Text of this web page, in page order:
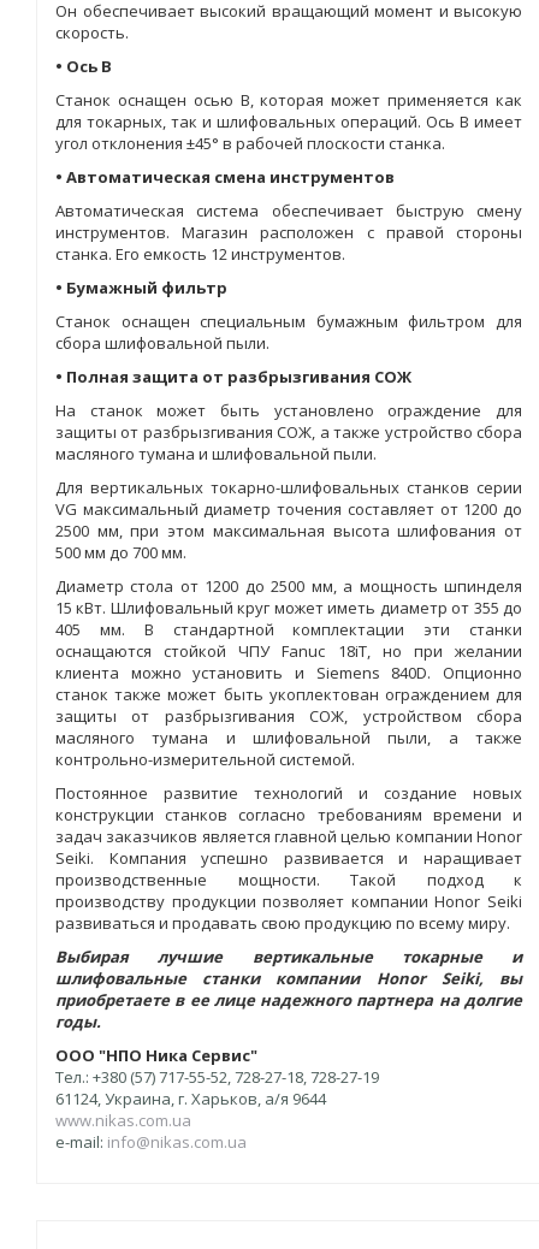
Он обеспечивает высокий вращающий момент и высокую
скорость.
• Ось В
Станок оснащен осью В, которая может применяется как
для токарных, так и шлифовальных операций. Ось В имеет
угол отклонения ±45° в рабочей плоскости станка.
• Автоматическая смена инструментов
Автоматическая система обеспечивает быструю смену
инструментов. Магазин расположен с правой стороны
станка. Его емкость 12 инструментов.
• Бумажный фильтр
Станок оснащен специальным бумажным фильтром для
сбора шлифовальной пыли.
• Полная защита от разбрызгивания СОЖ
На станок может быть установлено ограждение для
защиты от разбрызгивания СОЖ, а также устройство сбора
масляного тумана и шлифовальной пыли.
Для вертикальных токарно-шлифовальных станков серии
VG максимальный диаметр точения составляет от 1200 до
2500 мм, при этом максимальная высота шлифования от
500 мм до 700 мм.
Диаметр стола от 1200 до 2500 мм, а мощность шпинделя
15 кВт. Шлифовальный круг может иметь диаметр от 355 до
405 мм. В стандартной комплектации эти станки
оснащаются стойкой ЧПУ Fanuc 18iT, но при желании
клиента можно установить и Siemens 840D. Опционно
станок также может быть укоплектован ограждением для
защиты от разбрызгивания СОЖ, устройством сбора
масляного тумана и шлифовальной пыли, а также
контрольно-измерительной системой.
Постоянное развитие технологий и создание новых
конструкции станков согласно требованиям времени и
задач заказчиков является главной целью компании Honor
Seiki. Компания успешно развивается и наращивает
производственные мощности. Такой подход к
производству продукции позволяет компании Honor Seiki
развиваться и продавать свою продукцию по всему миру.
Выбирая лучшие вертикальные токарные и
шлифовальные станки компании Honor Seiki, вы
приобретаете в ее лице надежного партнера на долгие
годы.
ООО "НПО Ника Сервис"
Тел.: +380 (57) 717-55-52, 728-27-18, 728-27-19
61124, Украина, г. Харьков, а/я 9644
www.nikas.com.ua
e-mail: info@nikas.com.ua